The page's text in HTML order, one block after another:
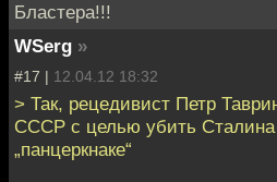
Бластера!!!
WSerg »
#17 | 12.04.12 18:32
> Так, рецедивист Петр
СССР с целью убить
„панцеркнаке“